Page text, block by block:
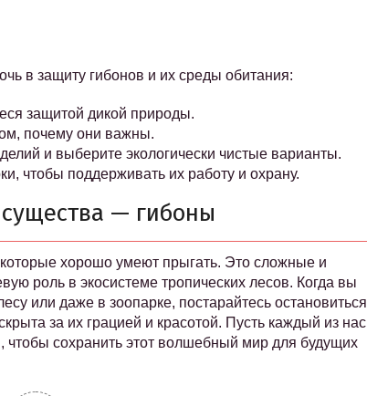
в защиту гибонов и их среды обитания:
защитой дикой природы.
почему они важны.
и выберите экологически чистые варианты.
чтобы поддерживать их работу и охрану.
— гибоны
хорошо умеют прыгать. Это сложные и
роль в экосистеме тропических лесов. Когда вы
или даже в зоопарке, постарайтесь остановиться
за их грацией и красотой. Пусть каждый из нас
сохранить этот волшебный мир для будущих